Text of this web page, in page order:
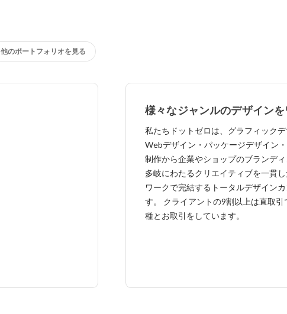
他のポートフォリオを見る
様々なジャンルのデザイン
ップで請け負っています
私たちドットゼロは、グラフィック
Webデザイン・パッケージデザイン
制作から企業やショップのブランデ
多岐にわたるクリエイティブを一貫
ワークで完結するトータルデザイン
す。 クライアントの9割以上は直取引
種とお取引をしています。